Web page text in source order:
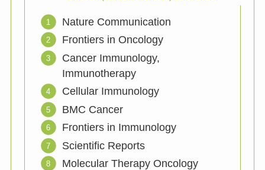
Nature Communication
Frontiers in Oncology
Cancer Immunology,
Immunotherapy
Cellular Immunology
BMC Cancer
Frontiers in Immunology
Scientific Reports
Molecular Therapy Oncology